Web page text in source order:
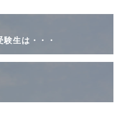
生は・・・